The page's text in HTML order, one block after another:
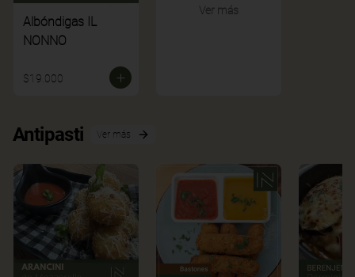
Albóndigas IL
NONNO
$19.000
Ver más
Antipasti Ver más